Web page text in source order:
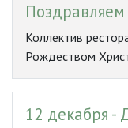
Коллектив
Рождеством
12 декабря -